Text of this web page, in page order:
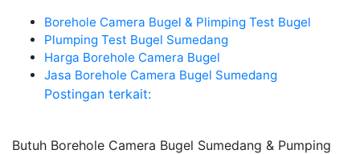
Borehole Camera Bugel & Plimping Test Bugel
Plumping Test Bugel Sumedang
Harga Borehole Camera Bugel
Jasa Borehole Camera Bugel Sumedang
Postingan terkait:
Butuh Borehole Camera Bugel Sumedang & Pumping